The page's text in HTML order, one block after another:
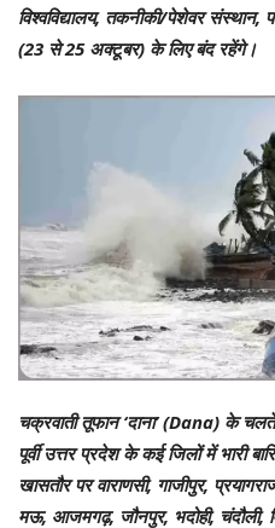
विश्वविद्यालय, तकनीकी/पेशेवर
(23 से 25 अक्टूबर) के लिए बंद रहेंगे।
चक्रवाती तूफान ‘दाना’ (Dana) के
पूर्वी उत्तर प्रदेश के कई जिलों में भारी
खासतौर पर वाराणसी, गाजीपुर,
मऊ, आजमगढ़, जौनपुर, भदोही, चंदौली,